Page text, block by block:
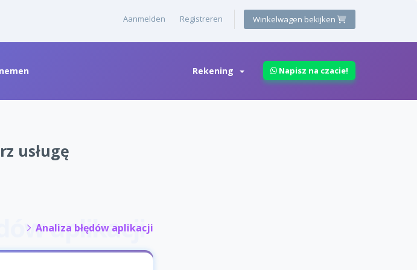
Aanmelden Registreren Winkelwagen bekijken
Rekening Napisz na czacie!
usługę
Analiza błędów aplikacji